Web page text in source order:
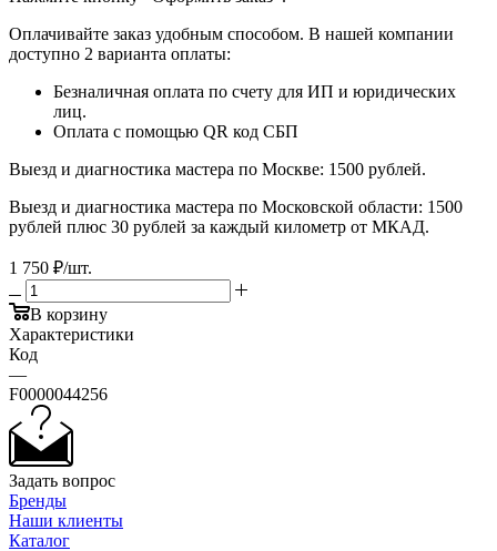
Оплачивайте заказ удобным способом. В нашей компании
доступно 2 варианта оплаты:
Безналичная оплата по счету для ИП и юридических
лиц.
Оплата с помощью QR код СБП
Выезд и диагностика мастера по Москве: 1500 рублей.
Выезд и диагностика мастера по Московской области: 1500
рублей плюс 30 рублей за каждый километр от МКАД.
1 750 ₽/шт.
В корзину
Характеристики
Код
—
F0000044256
Задать вопрос
Бренды
Наши клиенты
Каталог